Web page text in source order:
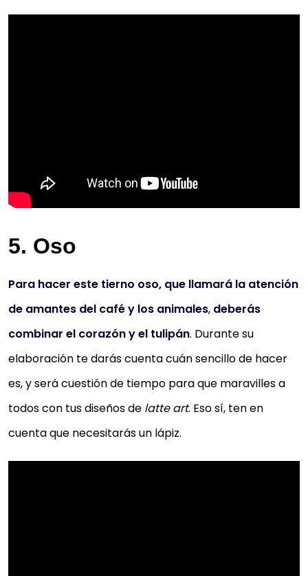
5. Oso
Para hacer este tierno oso, que llamará la atención
de amantes del café y los animales, deberás
combinar el corazón y el tulipán. Durante su
elaboración te darás cuenta cuán sencillo de hacer
es, y será cuestión de tiempo para que maravilles a
todos con tus diseños de latte art. Eso sí, ten en
cuenta que necesitarás un lápiz.